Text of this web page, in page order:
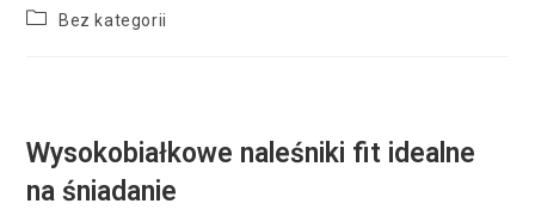
Bez kategorii
Wysokobiałkowe naleśniki fit idealne
na śniadanie